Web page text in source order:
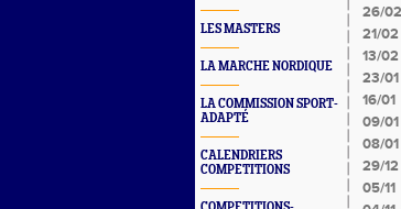
LES MASTERS
LA MARCHE NORDIQUE
LA COMMISSION SPORT-
ADAPTÉ
CALENDRIERS
COMPETITIONS
26/02
21/02
13/02
23/01
16/01
09/01
08/01
29/12
05/11